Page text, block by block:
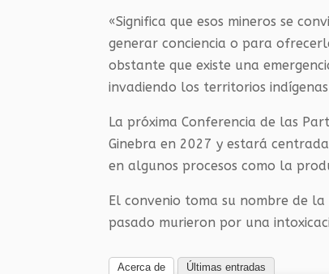
«Significa que esos mineros se
generar conciencia o para
obstante que existe una
invadiendo los territorios
La próxima Conferencia de las
Ginebra en 2027 y estará
en algunos procesos como la
El convenio toma su nombre de
pasado murieron por una
Acerca de Últimas entradas